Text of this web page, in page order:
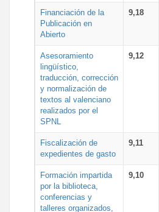
Financiación de la
Publicación en
Abierto
9,18
Asesoramiento
lingüístico,
traducción, corrección
y normalización de
textos al valenciano
realizados por el
SPNL
9,12
Fiscalización de
expedientes de gasto
9,11
Formación impartida
por la biblioteca,
conferencias y
talleres organizados,
9,10